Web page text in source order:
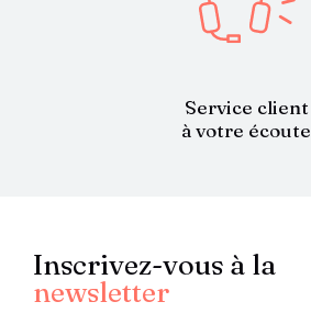
Service client
à votre écoute
Inscrivez-vous à la
newsletter